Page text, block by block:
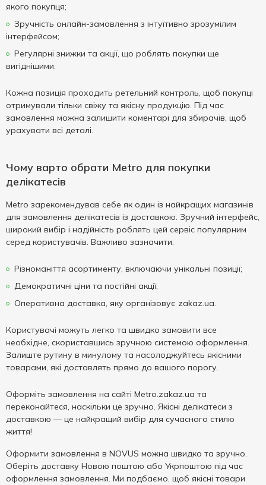
якого покупця;
Зручність онлайн-замовлення з інтуїтивно зрозумілим
інтерфейсом;
Регулярні знижки та акції, що роблять покупки ще
вигіднішими.
Кожна позиція проходить ретельний контроль, щоб покупці
отримували тільки свіжу та якісну продукцію. Під час
замовлення можна залишити коментарі для збирачів, щоб
урахувати всі деталі.
Чому варто обрати Metro для покупки
делікатесів
Metro зарекомендував себе як один із найкращих магазинів
для замовлення делікатесів із доставкою. Зручний інтерфейс,
широкий вибір і надійність роблять цей сервіс популярним
серед користувачів. Важливо зазначити:
Різноманіття асортименту, включаючи унікальні позиції;
Демократичні ціни та постійні акції;
Оперативна доставка, яку організовує zakaz.ua.
Користувачі можуть легко та швидко замовити все
необхідне, скориставшись зручною системою оформлення.
Залиште рутину в минулому та насолоджуйтесь якісними
товарами, які доставлять прямо до вашого порогу.
Оформіть замовлення на сайті Metro.zakaz.ua та
переконайтеся, наскільки це зручно. Якісні делікатеси з
доставкою — це найкращий вибір для сучасного стилю
життя!
Оформити замовлення в NOVUS можна швидко та зручно.
Оберіть доставку Новою поштою або Укрпоштою під час
оформлення замовлення. Ми подбаємо, щоб якісні товари